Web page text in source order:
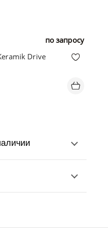
по запросу
Drive